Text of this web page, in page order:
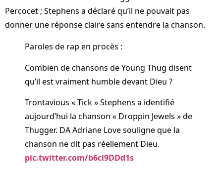
Percocet ; Stephens a déclaré qu’il ne pouvait pas
donner une réponse claire sans entendre la chanson.
Paroles de rap en procès :
Combien de chansons de Young Thug disent
qu’il est vraiment humble devant Dieu ?
Trontavious « Tick » Stephens a identifié
aujourd’hui la chanson « Droppin Jewels » de
Thugger. DA Adriane Love souligne que la
chanson ne dit pas réellement Dieu.
pic.twitter.com/b6cl9DDd1s